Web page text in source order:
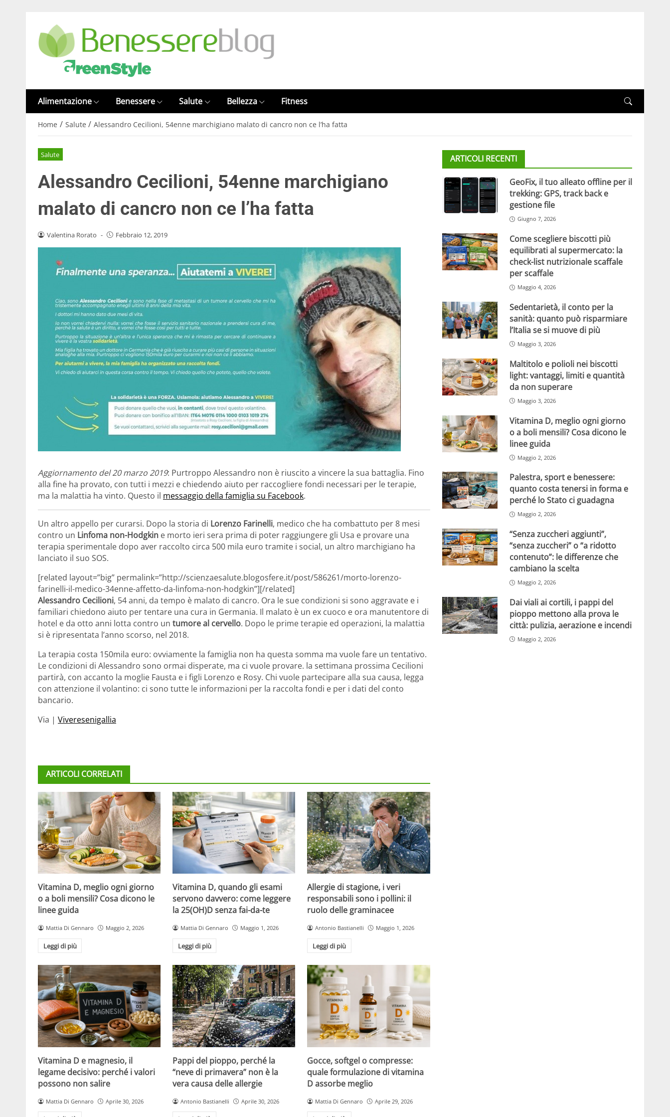
Alimentazione Benessere Salute Bellezza Fitness
Home / Salute / Alessandro Cecilioni, 54enne marchigiano malato di cancro non ce l’ha fatta
Salute
Alessandro Cecilioni, 54enne marchigiano
malato di cancro non ce l’ha fatta
Valentina Rorato - Febbraio 12, 2019
Aggiornamento del 20 marzo 2019: Purtroppo Alessandro non è riuscito a vincere la sua battaglia. Fino
alla fine ha provato, con tutti i mezzi e chiedendo aiuto per raccogliere fondi necessari per le terapie,
ma la malattia ha vinto. Questo il messaggio della famiglia su Facebook.
Un altro appello per curarsi. Dopo la storia di Lorenzo Farinelli, medico che ha combattuto per 8 mesi
contro un Linfoma non-Hodgkin e morto ieri sera prima di poter raggiungere gli Usa e provare una
terapia sperimentale dopo aver raccolto circa 500 mila euro tramite i social, un altro marchigiano ha
lanciato il suo SOS.
[related layout=”big” permalink=”http://scienzaesalute.blogosfere.it/post/586261/morto-lorenzo-
farinelli-il-medico-34enne-affetto-da-linfoma-non-hodgkin”][/related]
Alessandro Cecilioni, 54 anni, da tempo è malato di cancro. Ora le sue condizioni si sono aggravate e i
familiari chiedono aiuto per tentare una cura in Germania. Il malato è un ex cuoco e ora manutentore di
hotel e da otto anni lotta contro un tumore al cervello. Dopo le prime terapie ed operazioni, la malattia
si è ripresentata l’anno scorso, nel 2018.
La terapia costa 150mila euro: ovviamente la famiglia non ha questa somma ma vuole fare un tentativo.
Le condizioni di Alessandro sono ormai disperate, ma ci vuole provare. la settimana prossima Cecilioni
partirà, con accanto la moglie Fausta e i figli Lorenzo e Rosy. Chi vuole partecipare alla sua causa, legga
con attenzione il volantino: ci sono tutte le informazioni per la raccolta fondi e per i dati del conto
bancario.
Via | Viveresenigallia
ARTICOLI CORRELATI
Vitamina D, meglio ogni giorno
o a boli mensili? Cosa dicono le
linee guida
Mattia Di Gennaro Maggio 2, 2026
Leggi di più
Vitamina D, quando gli esami
servono davvero: come leggere
la 25(OH)D senza fai-da-te
Mattia Di Gennaro Maggio 1, 2026
Leggi di più
Allergie di stagione, i veri
responsabili sono i pollini: il
ruolo delle graminacee
Antonio Bastianelli Maggio 1, 2026
Leggi di più
Vitamina D e magnesio, il
legame decisivo: perché i valori
possono non salire
Mattia Di Gennaro Aprile 30, 2026
Pappi del pioppo, perché la
“neve di primavera” non è la
vera causa delle allergie
Antonio Bastianelli Aprile 30, 2026
Gocce, softgel o compresse:
quale formulazione di vitamina
D assorbe meglio
Mattia Di Gennaro Aprile 29, 2026
ARTICOLI RECENTI
GeoFix, il tuo alleato offline per il
trekking: GPS, track back e
gestione file
Giugno 7, 2026
Come scegliere biscotti più
equilibrati al supermercato: la
check-list nutrizionale scaffale
per scaffale
Maggio 4, 2026
Sedentarietà, il conto per la
sanità: quanto può risparmiare
l’Italia se si muove di più
Maggio 3, 2026
Maltitolo e polioli nei biscotti
light: vantaggi, limiti e quantità
da non superare
Maggio 3, 2026
Vitamina D, meglio ogni giorno
o a boli mensili? Cosa dicono le
linee guida
Maggio 2, 2026
Palestra, sport e benessere:
quanto costa tenersi in forma e
perché lo Stato ci guadagna
Maggio 2, 2026
“Senza zuccheri aggiunti”,
“senza zuccheri” o “a ridotto
contenuto”: le differenze che
cambiano la scelta
Maggio 2, 2026
Dai viali ai cortili, i pappi del
pioppo mettono alla prova le
città: pulizia, aerazione e incendi
Maggio 2, 2026